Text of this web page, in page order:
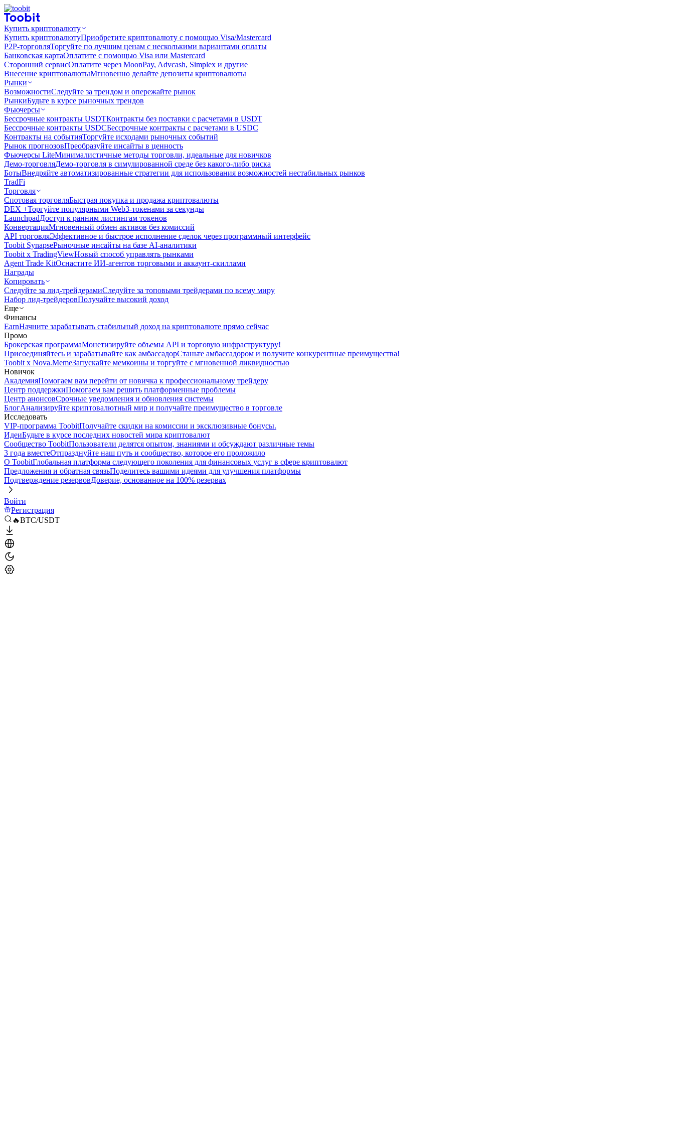
Купить криптовалюту
Купить криптовалютуПриобретите криптовалюту с помощью Visa/Mastercard
P2P-торговляТоргуйте по лучшим ценам с несколькими вариантами оплаты
Банковская картаОплатите с помощью Visa или Mastercard
Сторонний сервисОплатите через MoonPay, Advcash, Simplex и другие
Внесение криптовалютыМгновенно делайте депозиты криптовалюты
Рынки
ВозможностиСледуйте за трендом и опережайте рынок
РынкиБудьте в курсе рыночных трендов
Фьючерсы
Бессрочные контракты USDTКонтракты без поставки с расчетами в USDT
Бессрочные контракты USDCБессрочные контракты с расчетами в USDC
Контракты на событияТоргуйте исходами рыночных событий
Рынок прогнозовПреобразуйте инсайты в ценность
Фьючерсы LiteМинималистичные методы торговли, идеальные для новичков
Демо-торговляДемо-торговля в симулированной среде без какого-либо риска
БотыВнедряйте автоматизированные стратегии для использования возможностей нестабильных рынков
TradFi
Торговля
Спотовая торговляБыстрая покупка и продажа криптовалюты
DEX +Торгуйте популярными Web3-токенами за секунды
LaunchpadДоступ к ранним листингам токенов
КонвертацияМгновенный обмен активов без комиссий
API торговляЭффективное и быстрое исполнение сделок через программный интерфейс
Toobit SynapseРыночные инсайты на базе AI-аналитики
Toobit x TradingViewНовый способ управлять рынками
Agent Trade KitОснастите ИИ-агентов торговыми и аккаунт-скиллами
Награды
Копировать
Следуйте за лид-трейдерамиСледуйте за топовыми трейдерами по всему миру
Набор лид-трейдеровПолучайте высокий доход
Еще
Финансы
EarnНачните зарабатывать стабильный доход на криптовалюте прямо сейчас
Промо
Брокерская программаМонетизируйте объемы API и торговую инфраструктуру!
Присоединяйтесь и зарабатывайте как амбассадорСтаньте амбассадором и получите конкурентные преимущества!
Toobit x Nova.MemeЗапускайте мемкоины и торгуйте с мгновенной ликвидностью
Новичок
АкадемияПомогаем вам перейти от новичка к профессиональному трейдеру
Центр поддержкиПомогаем вам решить платформенные проблемы
Центр анонсовСрочные уведомления и обновления системы
БлогАнализируйте криптовалютный мир и получайте преимущество в торговле
Исследовать
VIP-программа ToobitПолучайте скидки на комиссии и эксклюзивные бонусы.
ИдеиБудьте в курсе последних новостей мира криптовалют
Сообщество ToobitПользователи делятся опытом, знаниями и обсуждают различные темы
3 года вместеОтпразднуйте наш путь и сообщество, которое его проложило
О ToobitГлобальная платформа следующего поколения для финансовых услуг в сфере криптовалют
Предложения и обратная связьПоделитесь вашими идеями для улучшения платформы
Подтверждение резервовДоверие, основанное на 100% резервах
Войти
Регистрация
🔥BTC/USDT